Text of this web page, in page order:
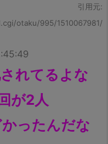
引用元:
otaku/995/1510067981/
れてるよな
が2人
ったんだな